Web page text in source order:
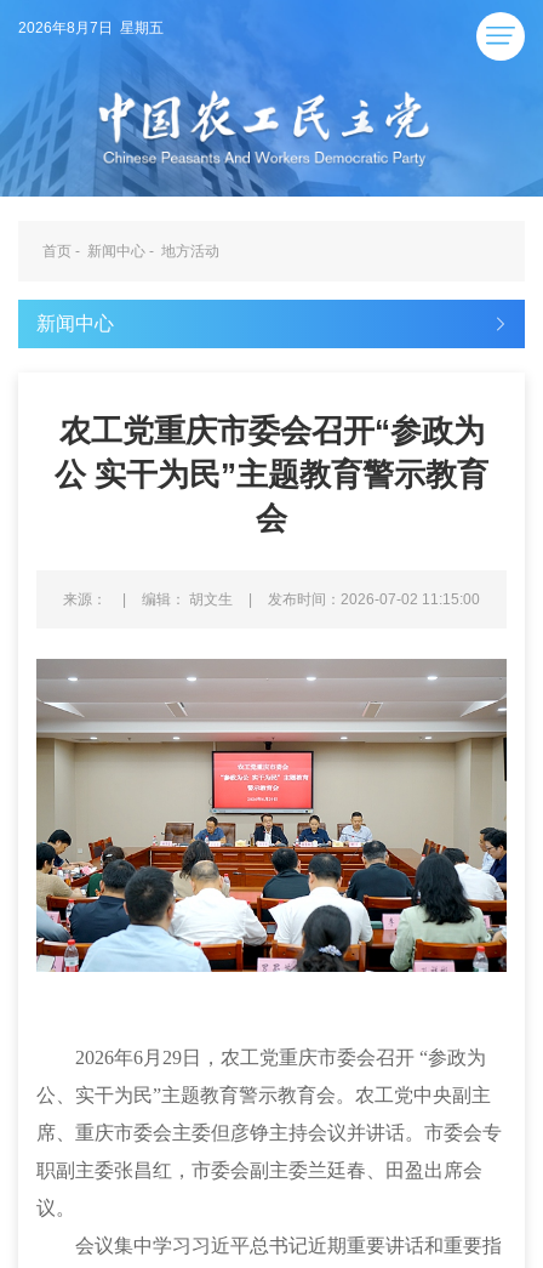
2026年8月7日 星期五
首页 - 新闻中心 - 地方活动
新闻中心
农工党重庆市委会召开“参政为
公 实干为民”主题教育警示教育
会
来源： | 编辑： 胡文生 | 发布时间：2026-07-02 11:15:00
2026年6月29日，农工党重庆市委会召开 “参政为
公、实干为民”主题教育警示教育会。农工党中央副主
席、重庆市委会主委但彦铮主持会议并讲话。市委会专
职副主委张昌红，市委会副主委兰廷春、田盈出席会
议。
会议集中学习习近平总书记近期重要讲话和重要指